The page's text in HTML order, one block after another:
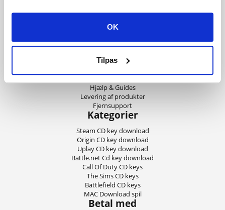
OK
Tilpas
Privatliv og cookies
Om Playgames
21:00.
Kontakt os
Hjælp & Guides
Levering af produkter
Fjernsupport
Kategorier
Steam CD key download
Origin CD key download
Uplay CD key download
Battle.net Cd key download
Call Of Duty CD keys
The Sims CD keys
Battlefield CD keys
MAC Download spil
Betal med